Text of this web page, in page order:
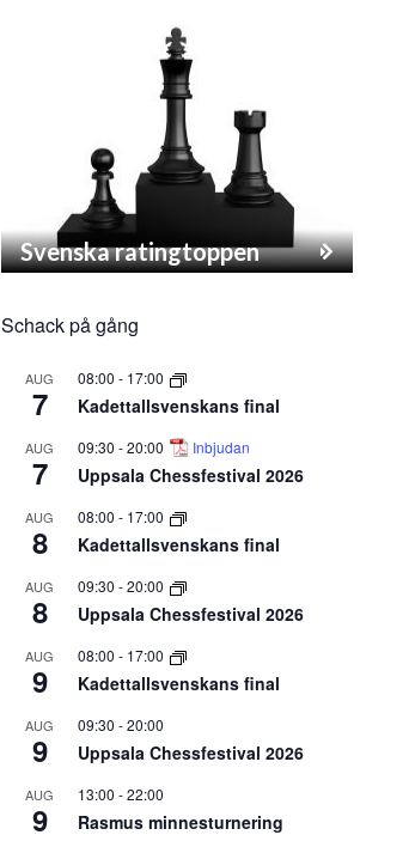
Svenska ratingtoppen
Schack på gång
AUG
7
08:00 - 17:00
Kadettallsvenskans final
AUG
7
09:30 -20:00 Inbjudan
Uppsala Chessfestival 2026
AUG
8
08:00 - 17:00
Kadettallsvenskans final
AUG
8
09:30 -20:00
Uppsala Chessfestival 2026
AUG
9
08:00 - 17:00
Kadettallsvenskans final
AUG
9
09:30 -20:00
Uppsala Chessfestival 2026
AUG
9
13:00 -22:00
Rasmus minnesturnering